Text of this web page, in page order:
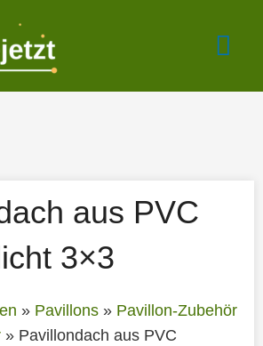
aus PVC
3×3
» Pavillons» Pavillon-Zubehör
» Pavillondach aus PVC